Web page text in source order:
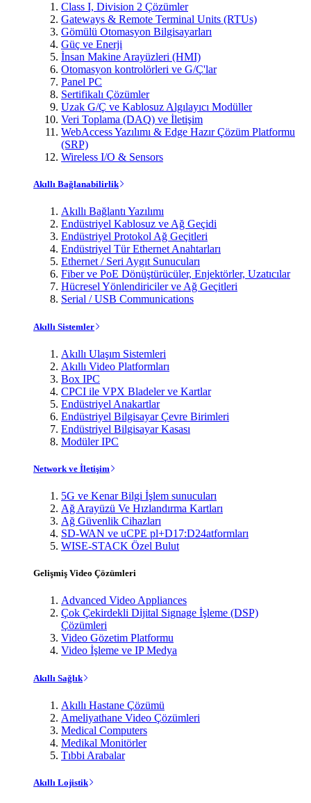
Class I, Division 2 Çözümler
Gateways & Remote Terminal Units (RTUs)
Gömülü Otomasyon Bilgisayarları
Güç ve Enerji
İnsan Makine Arayüzleri (HMI)
Otomasyon kontrolörleri ve G/Ç'lar
Panel PC
Sertifikalı Çözümler
Uzak G/Ç ve Kablosuz Algılayıcı Modüller
Veri Toplama (DAQ) ve İletişim
WebAccess Yazılımı & Edge Hazır Çözüm Platformu
(SRP)
Wireless I/O & Sensors
Akıllı Bağlanabilirlik
Akıllı Bağlantı Yazılımı
Endüstriyel Kablosuz ve Ağ Geçidi
Endüstriyel Protokol Ağ Geçitleri
Endüstriyel Tür Ethernet Anahtarları
Ethernet / Seri Aygıt Sunucuları
Fiber ve PoE Dönüştürücüler, Enjektörler, Uzatıcılar
Hücresel Yönlendiriciler ve Ağ Geçitleri
Serial / USB Communications
Akıllı Sistemler
Akıllı Ulaşım Sistemleri
Akıllı Video Platformları
Box IPC
CPCI ile VPX Bladeler ve Kartlar
Endüstriyel Anakartlar
Endüstriyel Bilgisayar Çevre Birimleri
Endüstriyel Bilgisayar Kasası
Modüler IPC
Network ve İletişim
5G ve Kenar Bilgi İşlem sunucuları
Ağ Arayüzü Ve Hızlandırma Kartları
Ağ Güvenlik Cihazları
SD-WAN ve uCPE pl+D17:D24atformları
WISE-STACK Özel Bulut
Gelişmiş Video Çözümleri
Advanced Video Appliances
Çok Çekirdekli Dijital Signage İşleme (DSP)
Çözümleri
Video Gözetim Platformu
Video İşleme ve IP Medya
Akıllı Sağlık
Akıllı Hastane Çözümü
Ameliyathane Video Çözümleri
Medical Computers
Medikal Monitörler
Tıbbi Arabalar
Akıllı Lojistik